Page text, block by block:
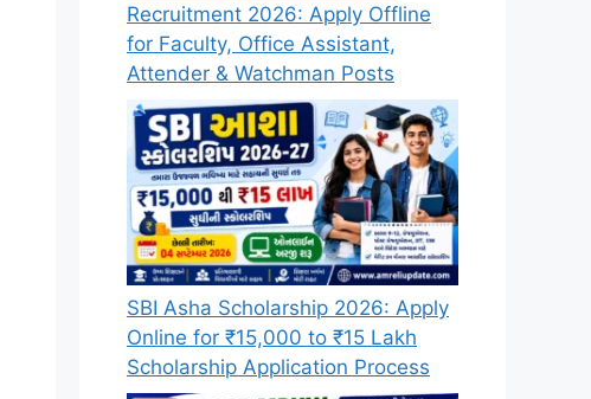
Recruitment 2026: Apply Offline
for Faculty, Office Assistant,
Attender & Watchman Posts
SBI Asha Scholarship 2026: Apply
Online for ₹15,000 to ₹15 Lakh
Scholarship Application Process